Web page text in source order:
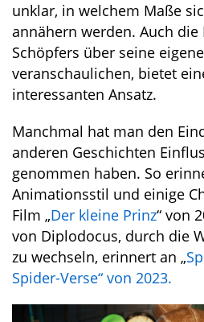
unklar, in welchem Maße
annähern werden. Auch die
Schöpfers über seine
veranschaulichen, bietet
interessanten Ansatz.
Manchmal hat man den
anderen Geschichten
genommen haben. So
Animationsstil und einige
Film „Der kleine Prinz“ von
von Diplodocus, durch die
zu wechseln, erinnert an „
Spider-Verse“ von 2023.